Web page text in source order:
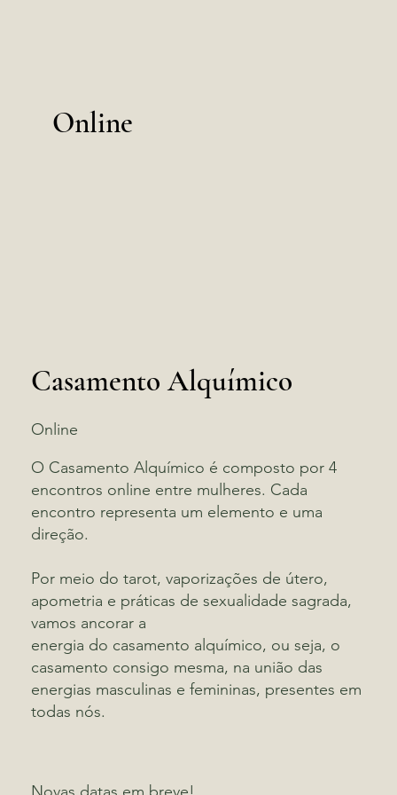
O Casamento Alquímico é composto por 4
encontros online entre mulheres. Cada
encontro representa um elemento e uma
direção.
Por meio do tarot, vaporizações de útero,
apometria e práticas de sexualidade sagrada,
vamos ancorar a
energia do casamento alquímico, ou seja, o
casamento consigo mesma, na união das
energias masculinas e femininas, presentes em
todas nós.
Online
Casamento Alquímico
Online